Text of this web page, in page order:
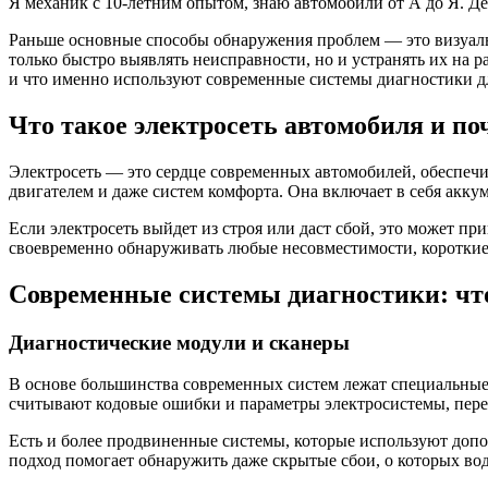
Раньше основные способы обнаружения проблем — это
только быстро выявлять неисправности, но и устранять их на
и что именно используют современные системы диагностики
Что такое электросеть автомобиля и
Электросеть — это сердце современных автомобилей,
двигателем и даже систем комфорта. Она включает в себя
Если электросеть выйдет из строя или даст сбой, это может
своевременно обнаруживать любые несовместимости,
Современные системы диагностики:
Диагностические модули и сканеры
В основе большинства современных систем лежат
считывают кодовые ошибки и параметры электросистемы,
Есть и более продвиненные системы, которые используют
подход помогает обнаружить даже скрытые сбои, о которых